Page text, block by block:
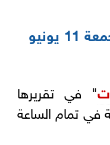
أسعار الذهب اليوم الجمعة 11 يونيو
" في تقريرها
في تمام الساعة